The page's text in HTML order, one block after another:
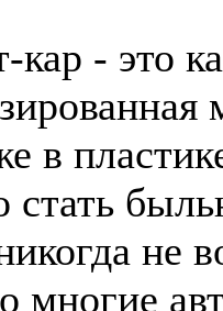
кар - это
в
стать
не
многие